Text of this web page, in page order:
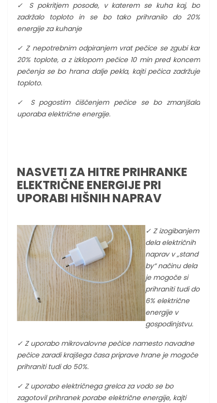
✓
S pokritjem posode, v katerem se kuha kaj, bo
zadržalo toploto in se bo tako prihranilo do 20%
energije za kuhanje
✓ Z nepotrebnim odpiranjem vrat pečice se zgubi kar
20% toplote, a z izklopom pečice 10 min pred koncem
pečenja se bo hrana dalje pekla, kajti pečica zadržuje
toploto.
✓
S pogostim čiščenjem pečice se bo zmanjšala
uporaba električne energije.
NASVETI ZA HITRE PRIHRANKE
ELEKTRIČNE ENERGIJE PRI
UPORABI HIŠNIH NAPRAV
✓ Z izogibanjem
dela električnih
naprav v „stand
by“ načinu dela
je mogoče si
prihraniti tudi do
6% električne
energije v
gospodinjstvu.
✓ Z uporabo mikrovalovne pečice namesto navadne
pečice zaradi krajšega časa priprave hrane je mogoče
prihraniti tudi do 50%.
✓ Z uporabo električnega grelca za vodo se bo
zagotovil prihranek porabe električne energije, kajti